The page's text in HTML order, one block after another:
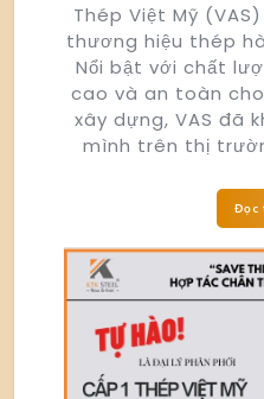
Thép Việt Mỹ
thương hiệu thép
Nổi bật với chất
cao và an toàn
xây dựng, VAS đã
mình trên thị
Đọc